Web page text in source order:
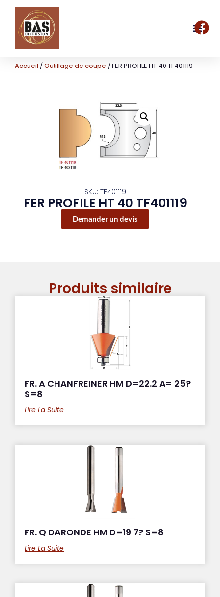
Accueil /Outillage de coupe / FER PROFILE HT 40 TF401119
SKU: TF401119
FER PROFILE HT 40 TF401119
Demander un devis
Produits similaire
FR. A CHANFREINER HM D=22.2 A= 25?
S=8
Lire La Suite
FR. Q DARONDE HM D=19 7? S=8
Lire La Suite